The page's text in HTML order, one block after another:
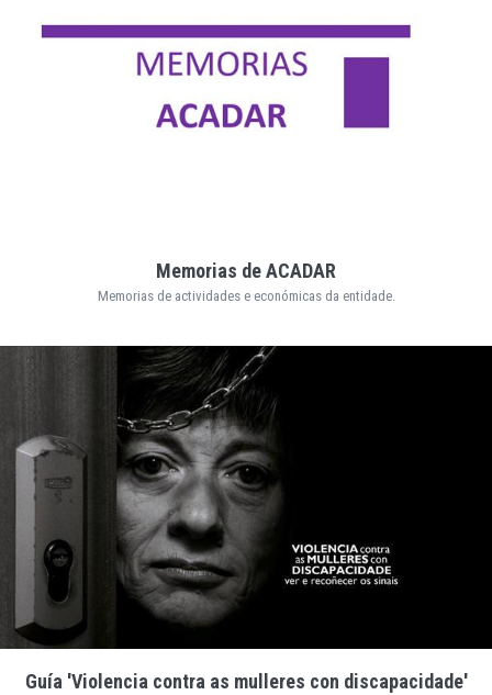
Memorias de ACADAR
Memorias de actividades e económicas da entidade.
Guía 'Violencia contra as mulleres con discapacidade'